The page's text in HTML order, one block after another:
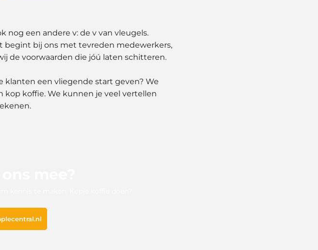
nog een andere v: de v van vleugels.
begint bij ons met tevreden medewerkers,
de voorwaarden die jóú laten schitteren.
klanten een vliegende start geven? We
koffie. We kunnen je veel vertellen